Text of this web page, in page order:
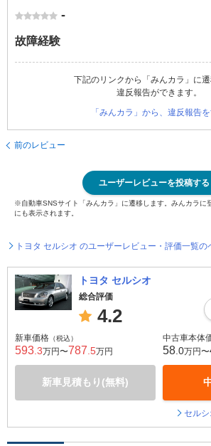
-
故障経験
下記のリンクから「みんカラ」に遷
違反報告ができます。
「みんカラ」から、違反報告
前のレビュー
ユーザーレビューを投稿する
※自動車SNSサイト「みんカラ」に遷移します。みんカラに
にも表示されます。
トヨタ セルシオ のユーザーレビュー・評価一覧の
トヨタ セルシオ
総合評価
4.2
新車価格 （税込）
593 .3万円〜787 .5万円
新車見積もり(無料)
中古車本体
58 .0万円〜
セル